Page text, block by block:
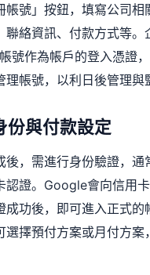
帳號」按鈕，填寫公司相
聯絡資訊、付款方式等。
號作為帳戶的登入憑證
理帳號，以利日後管理與
份與付款設定
後，需進行身份驗證，通
認證。Google會向信用
成功後，即可進入正式的
選擇預付方案或月付方案